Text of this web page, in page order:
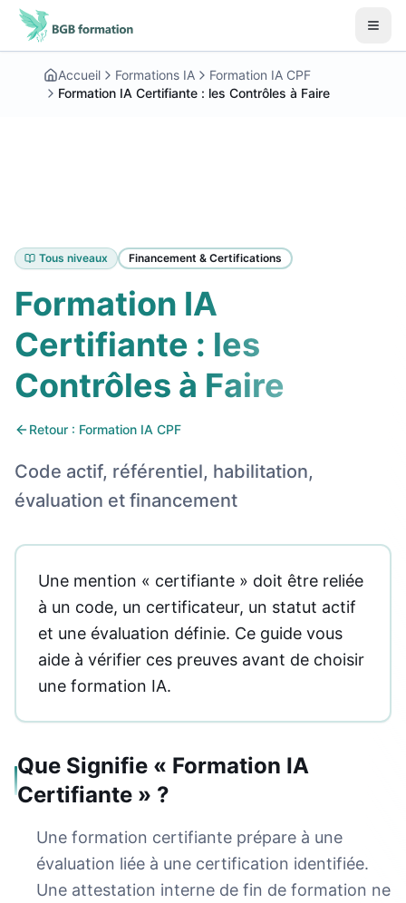
Aller au contenu principal
Accueil Formations IA
Formation IA CPF
Formation IA Certifiante : les Contrôles à Faire
Tous niveaux Financement & Certifications
Formation IA
Certifiante : les
Contrôles à Faire
Retour : Formation IA CPF
Code actif, référentiel, habilitation,
évaluation et financement
Une mention « certifiante » doit être reliée
à un code, un certificateur, un statut actif
et une évaluation définie. Ce guide vous
aide à vérifier ces preuves avant de choisir
une formation IA.
Que Signifie « Formation IA
Certifiante » ?
Une formation certifiante prépare à une
évaluation liée à une certification identifiée.
Une attestation interne de fin de formation ne